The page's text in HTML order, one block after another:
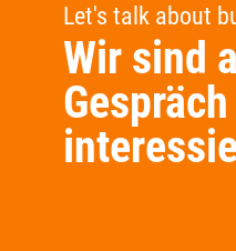
Let's talk about
Wir sind